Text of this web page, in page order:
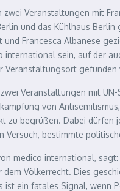
zwei Veranstaltungen mit
und das Kühlhaus
Francesca Albanese
international sein, auf der
Veranstaltungsort gefunden
Veranstaltungen mit
von
zu begrüßen. Dabei
Versuch, bestimmte
medico international,
dem Völkerrecht. Dies
ist ein fatales Signal,